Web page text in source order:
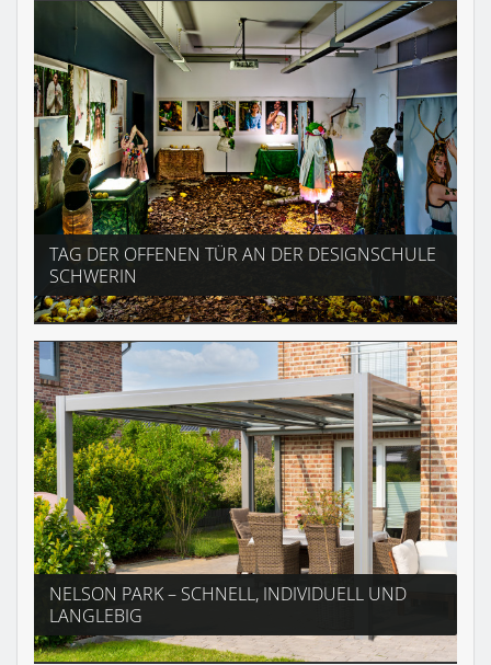
TAG DER OFFENEN TÜR AN DER DESIGNSCHULE
SCHWERIN
NELSON PARK – SCHNELL, INDIVIDUELL UND
LANGLEBIG